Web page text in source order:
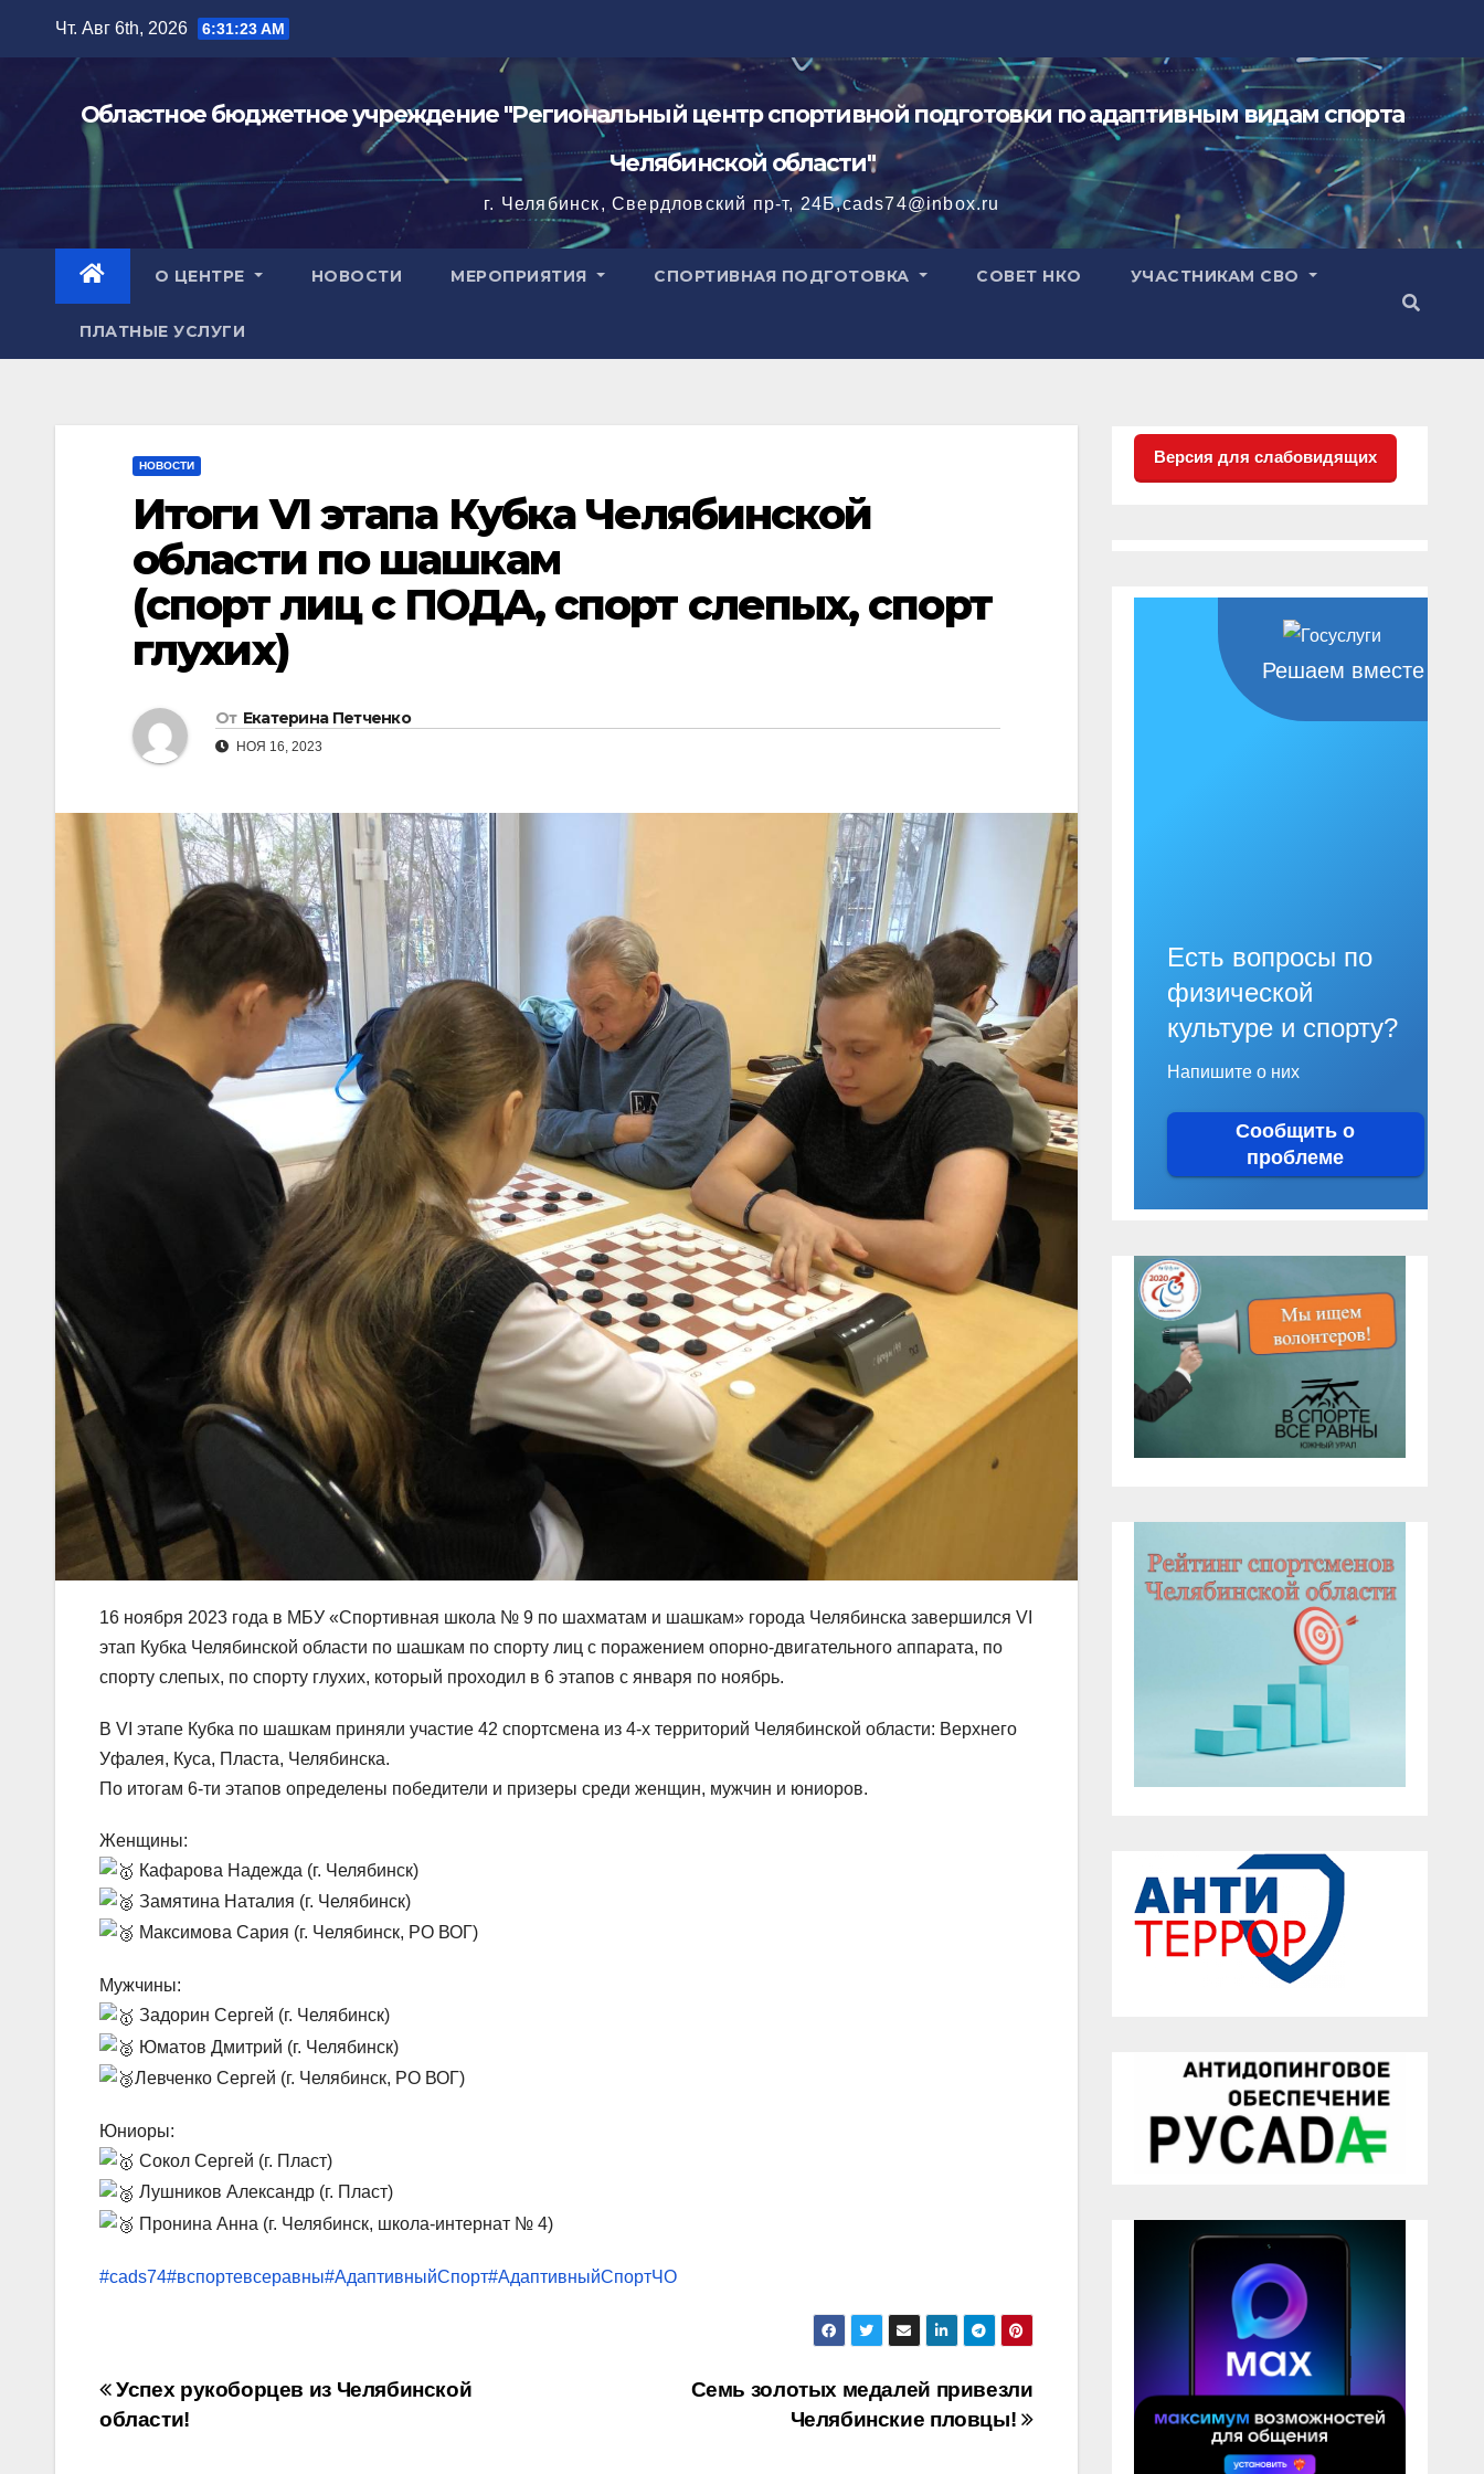
содержимому
Чт. Авг 6th, 2026 6:31:25 AM
Областное бюджетное учреждение "Региональный центр спортивной подготовки по адаптивным видам спорта
Челябинской области"
г. Челябинск, Свердловский пр-т, 24Б,cads74@inbox.ru
О ЦЕНТРЕ НОВОСТИ МЕРОПРИЯТИЯ СПОРТИВНАЯ ПОДГОТОВКА СОВЕТ НКО УЧАСТНИКАМ СВО
ПЛАТНЫЕ УСЛУГИ
НОВОСТИ
Итоги VI этапа Кубка Челябинской
области по шашкам
(спорт лиц с ПОДА, спорт слепых, спорт
глухих)
От Екатерина Петченко
НОЯ 16, 2023
16 ноября 2023 года в МБУ «Спортивная школа № 9 по шахматам и шашкам» города Челябинска завершился VI
этап Кубка Челябинской области по шашкам по спорту лиц с поражением опорно-двигательного аппарата, по
спорту слепых, по спорту глухих, который проходил в 6 этапов с января по ноябрь.
В VI этапе Кубка по шашкам приняли участие 42 спортсмена из 4-х территорий Челябинской области: Верхнего
Уфалея, Куса, Пласта, Челябинска.
По итогам 6-ти этапов определены победители и призеры среди женщин, мужчин и юниоров.
Женщины:
Кафарова Надежда (г. Челябинск)
Замятина Наталия (г. Челябинск)
Максимова Сария (г. Челябинск, РО ВОГ)
Мужчины:
Задорин Сергей (г. Челябинск)
Юматов Дмитрий (г. Челябинск)
Левченко Сергей (г. Челябинск, РО ВОГ)
Юниоры:
Сокол Сергей (г. Пласт)
Лушников Александр (г. Пласт)
Пронина Анна (г. Челябинск, школа-интернат № 4)
#cads74#вспортевсеравны#АдаптивныйСпорт#АдаптивныйСпортЧО
Навигация
Семь золотых медалей привезли
Челябинские пловцы!
Успех рукоборцев из Челябинской
области!
Версия для слабовидящих
Решаем вместе
Есть вопросы по
физической
культуре и спорту?
Напишите о них
Сообщить о
проблеме